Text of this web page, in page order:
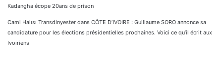
Kadangha écope 20ans de prison
Cami Halısı Transdinyester dans CÔTE D’IVOIRE : Guillaume SORO annonce sa
candidature pour les élections présidentielles prochaines. Voici ce qu’il écrit aux
Ivoiriens